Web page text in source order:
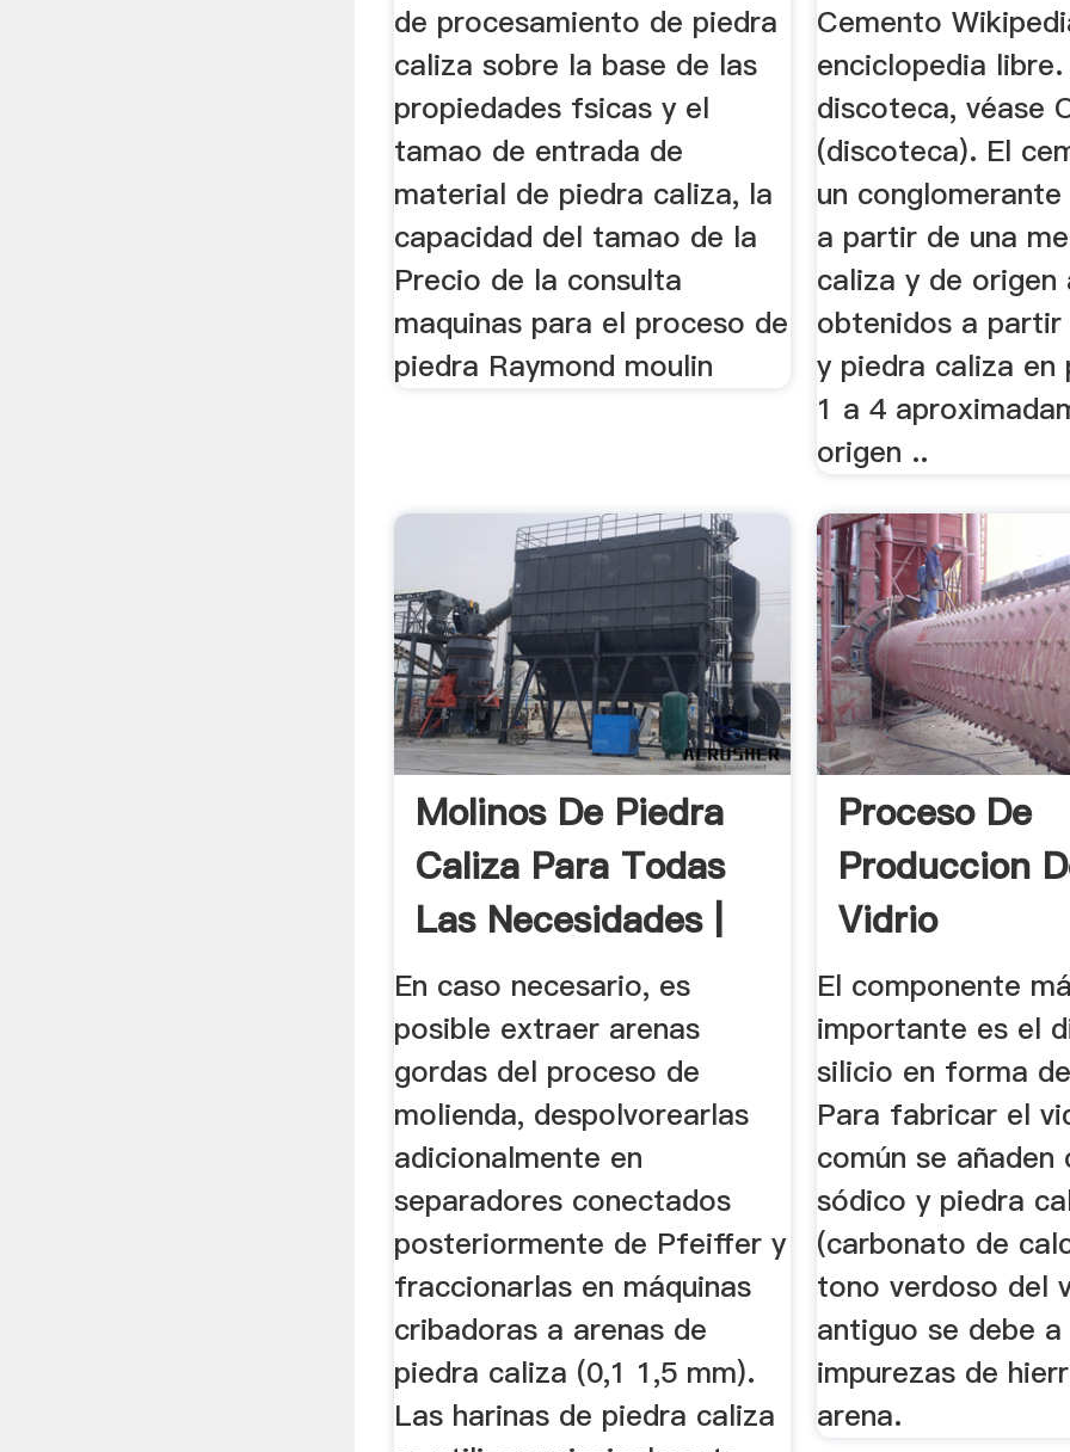
de procesamiento de piedra
caliza sobre la base de las
propiedades fsicas y el
tamao de entrada de
material de piedra caliza, la
capacidad del tamao de la
Precio de la consulta
maquinas para el proceso de
piedra Raymond moulin
Cemento
enciclopedia
discoteca, véase
(discoteca). El
un
a partir de una
caliza y de origen
obtenidos a
y piedra caliza en
1 a 4
origen ..
Molinos De Piedra
Caliza Para Todas
Las Necesidades |
Gebr ...
En caso necesario, es
posible extraer arenas
gordas del proceso de
molienda, despolvorearlas
adicionalmente en
separadores conectados
posteriormente de Pfeiffer y
fraccionarlas en máquinas
cribadoras a arenas de
piedra caliza (0,1 1,5 mm).
Las harinas de piedra caliza
Proceso De
Produccion
Vidrio
El componente
importante es el
silicio en forma
Para fabricar el
común se
sódico y piedra
(carbonato de
tono verdoso del
antiguo se debe a
impurezas de
arena.